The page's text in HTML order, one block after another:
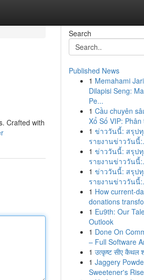
Crafted with
Search
Published News
1 Memahami
Dilapisi Seng:
Pe...
1 Cầu chuyên
Xổ Số VIP: Phân
1 ข่าววันนี้: สรุป
รายงานข่าววันนี้
1 ข่าววันนี้: สรุป
รายงานข่าววันนี้
1 ข่าววันนี้: สรุป
รายงานข่าววันนี้
1 How current-
donations
1 Eu9th: Our
Outlook
1 Done On
– Full Software
1 उत्कृष्ट सीए कैथल
1 Jaggery
Sweetener's Rise